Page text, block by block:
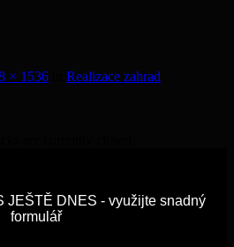
× 1536
Realizace zahrad
JEŠTĚ DNES - využijte snadný
formulář